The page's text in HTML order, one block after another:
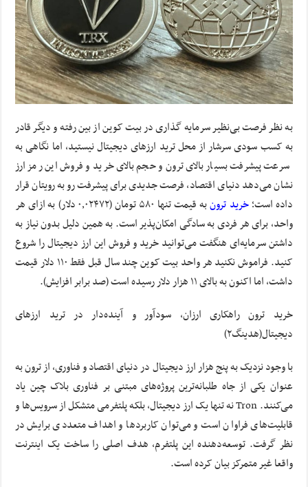
به نظر فرصت بی‌نظیر سرمایه‌ گذاری در بیت کوین از بین رفته و دیگر قادر
به کسب سودی سرشار از محل ترید ارزهای دیجیتال نیستید، اما نگاهی به
سرعت پیشرفت بسیار بالای ترون و حجم بالای خرید و فروش این رمز ارز
نشان می‌دهد دنیای اقتصاد، فرصت جدیدی برای پیشرفت رو به رویتان قرار
داده است؛خرید ترون
به قیمت تنها ۵۸۰ تومان (۰٫۰۲۴۷۲ دلار) به ازای هر
واحد، برای هر فردی به سادگی امکان‌پذیر است. به همین دلیل بدون نیاز به
داشتن سرمایه‌ای هنگفت می‌توانید خرید و فروش این ارز دیجیتال را شروع
کنید. فراموش نکنید هر واحد بیت کوین چند سال قبل فقط ۱۱۰ دلار قیمت
داشت، اما اکنون به بالای ۱۱ هزار دلار رسیده است (صد برابر افزایش).
خرید ترون راهکاری ارزان، سودآور و آینده‌دار در ترید ارزهای
دیجیتال(هدینگ۲)
با وجود نزدیک به پنج هزار ارز دیجیتال در دنیای اقتصاد و فناوری، از ترون به
عنوان یکی از جاه‌ طلبانه‌ترین پروژه‌های مبتنی بر فناوری بلاک چین یاد
می‌کنند. Tron نه تنها یک ارز دیجیتال، بلکه پلتفرمی متشکل از سرویس‌ها و
قابلیت‌های فراوان است و می‌توان کاربردها و اهداف متعددی برایش در
نظر گرفت. توسعه‌دهنده این پلتفرم، هدف اصلی را ساخت یک اینترنت
واقعا غیر متمرکز بیان کرده است.